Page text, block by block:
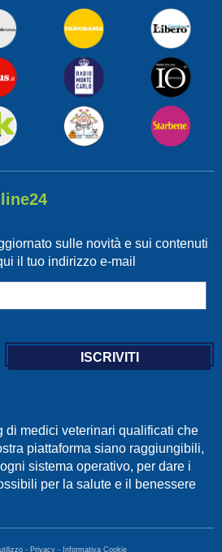
sulle novità e sui contenuti
il tuo indirizzo e-mail
di medici veterinari qualificati che
piattaforma siano raggiungibili,
sistema operativo, per dare i
per la salute e il benessere
- Privacy- Informativa Cookie